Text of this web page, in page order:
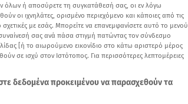
όλων ή αποσύρετε τη συγκατάθεσή σας, οι εν λόγω
οι ιχνηλάτες, ορισμένο περιεχόμενο και κάποιες από τις
με εσάς. Μπορείτε να επανεμφανίσετε αυτό το μενού
σας ανά πάσα στιγμή πατώντας τον σύνδεσμο
[ή το αιωρούμενο εικονίδιο στο κάτω αριστερό μέρος
σε ισχύ στον Ιστότοπος. Για περισσότερες λεπτομέρειες
δεδομένα προκειμένου να παρασχεθούν τα